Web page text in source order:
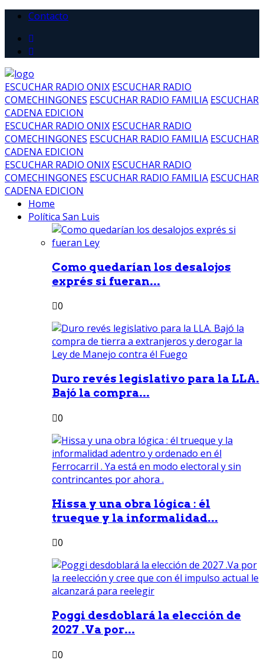
Contacto
ESCUCHAR RADIO ONIX ESCUCHAR RADIO
COMECHINGONES ESCUCHAR RADIO FAMILIA ESCUCHAR
CADENA EDICION
ESCUCHAR RADIO ONIX ESCUCHAR RADIO
COMECHINGONES ESCUCHAR RADIO FAMILIA ESCUCHAR
CADENA EDICION
ESCUCHAR RADIO ONIX ESCUCHAR RADIO
COMECHINGONES ESCUCHAR RADIO FAMILIA ESCUCHAR
CADENA EDICION
Home
Política San Luis
Como quedarían los desalojos
exprés si fueran...
0
Duro revés legislativo para la LLA.
Bajó la compra...
0
Hissa y una obra lógica : él
trueque y la informalidad...
0
Poggi desdoblará la elección de
2027 .Va por...
0